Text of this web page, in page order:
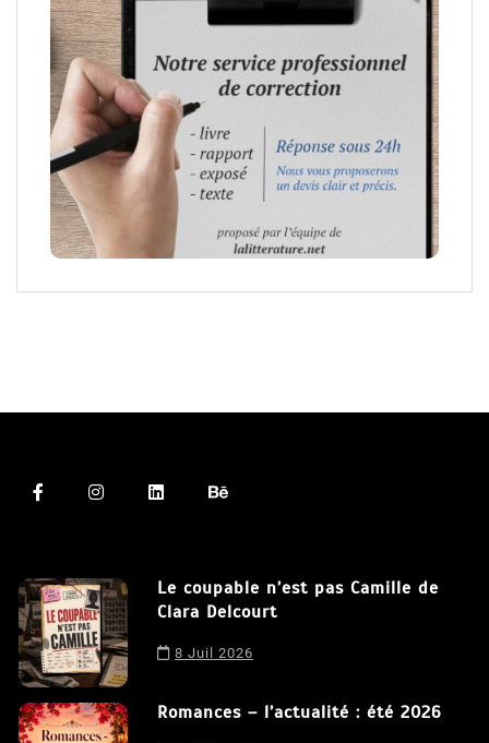
Le coupable n’est pas Camille de
Clara Delcourt
8 Juil 2026
Romances – l’actualité : été 2026